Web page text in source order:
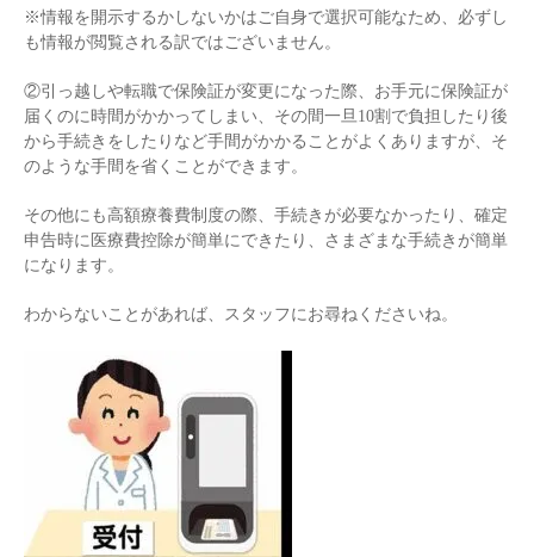
※情報を開示するかしないかはご自身で選択可能なため、必ずし
も情報が閲覧される訳ではございません。
②引っ越しや転職で保険証が変更になった際、お手元に保険証が
届くのに時間がかかってしまい、その間一旦10割で負担したり後
から手続きをしたりなど手間がかかることがよくありますが、そ
のような手間を省くことができます。
その他にも高額療養費制度の際、手続きが必要なかったり、確定
申告時に医療費控除が簡単にできたり、さまざまな手続きが簡単
になります。
わからないことがあれば、スタッフにお尋ねくださいね。